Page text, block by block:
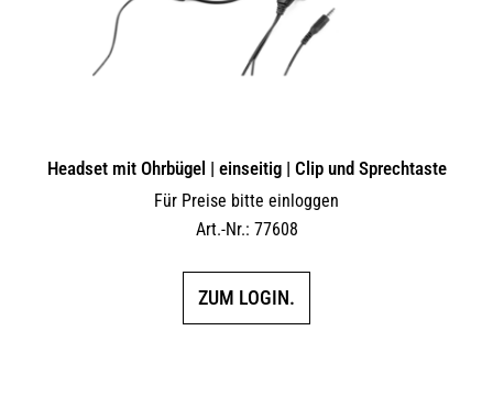
Headset mit Ohrbügel | einseitig | Clip und Sprechtaste
Für Preise bitte einloggen
Art.-Nr.: 77608
ZUM LOGIN.